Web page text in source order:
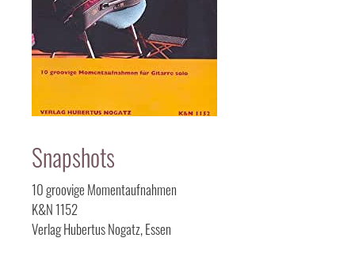
Snapshots
10 groovige Momentaufnahmen
K&N 1152
Verlag Hubertus Nogatz, Essen